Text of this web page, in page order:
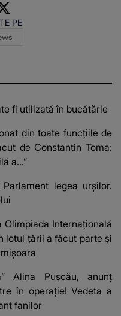
PE
fi utilizată în bucătărie
din toate funcțiile de
de Constantin Toma:
a…”
legea urșilor.
Internațională
lotul țării a făcut parte și
Alina Pușcău, anunț
în operație! Vedeta a
fanilor